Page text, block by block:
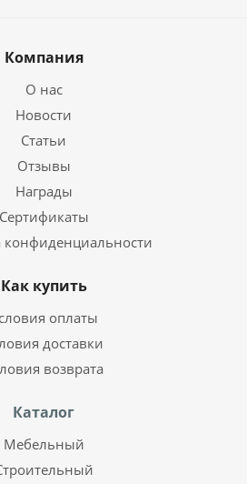
Компания
О нас
Новости
Статьи
Отзывы
Награды
Сертификаты
конфиденциальности
Как купить
оплаты
доставки
возврата
Каталог
Мебельный